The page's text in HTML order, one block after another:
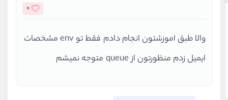
0
والا طبق اموزشتون انجام دادم فقط تو env مشخصات
ایمیل زدم منظورتون از queue متوجه نمیشم